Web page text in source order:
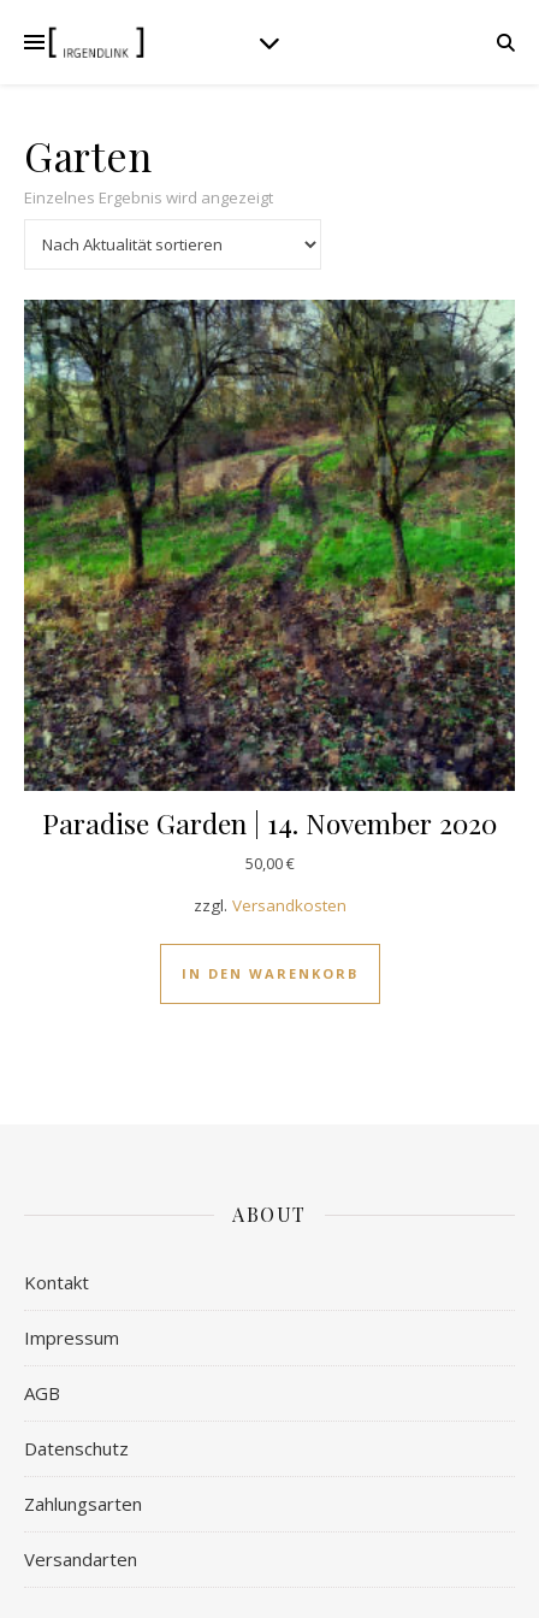
Garten
Einzelnes Ergebnis wird angezeigt
Paradise Garden | 14. November 2020
50,00€
zzgl. Versandkosten
IN DEN WARENKORB
ABOUT
Kontakt
Impressum
AGB
Datenschutz
Zahlungsarten
Versandarten